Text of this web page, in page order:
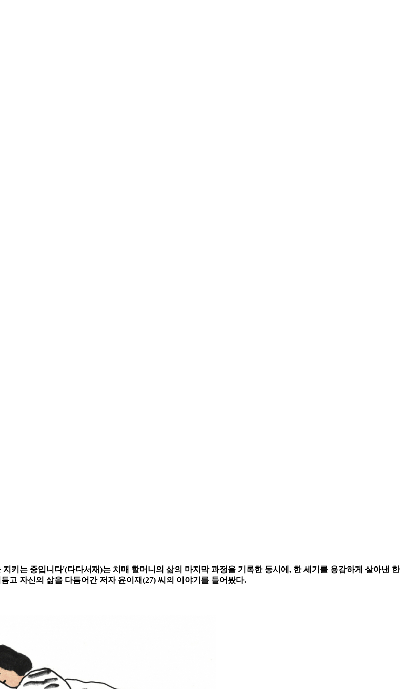
키는 중입니다'(다다서재)는 치매 할머니의 삶의 마지막 과정을 기록한 동시에, 한 세기를 용감하게 살아낸 한
고 자신의 삶을 다듬어간 저자 윤이재(27) 씨의 이야기를 들어봤다.